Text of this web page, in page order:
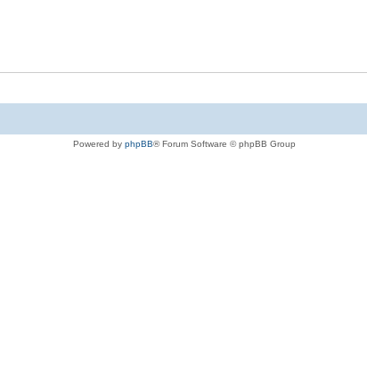
Powered by phpBB® Forum Software © phpBB Group